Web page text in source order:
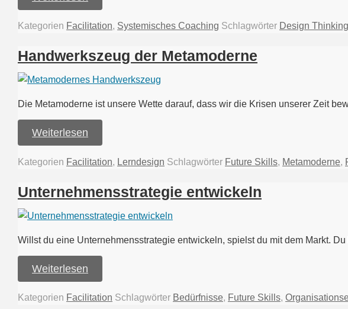
Kategorien Facilitation, Systemisches Coaching Schlagwörter Design Thinking
Handwerkszeug der Metamoderne
Die Metamoderne ist unsere Wette darauf, dass wir die Krisen unserer Zeit
Weiterlesen
Kategorien Facilitation, Lerndesign Schlagwörter Future Skills, Metamoderne,
Unternehmensstrategie entwickeln
Willst du eine Unternehmensstrategie entwickeln, spielst du mit dem Markt.
Weiterlesen
Kategorien Facilitation Schlagwörter Bedürfnisse, Future Skills,